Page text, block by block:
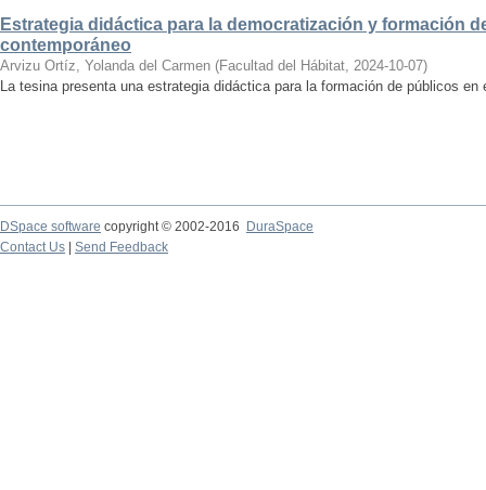
Estrategia didáctica para la democratización y formación
contemporáneo
Arvizu Ortíz, Yolanda del Carmen (Facultad del Hábitat, 2024-10-07)
La tesina presenta una estrategia didáctica para la formación de públicos en
DSpace software copyright © 2002-2016
DuraSpace
Contact Us
Send Feedback